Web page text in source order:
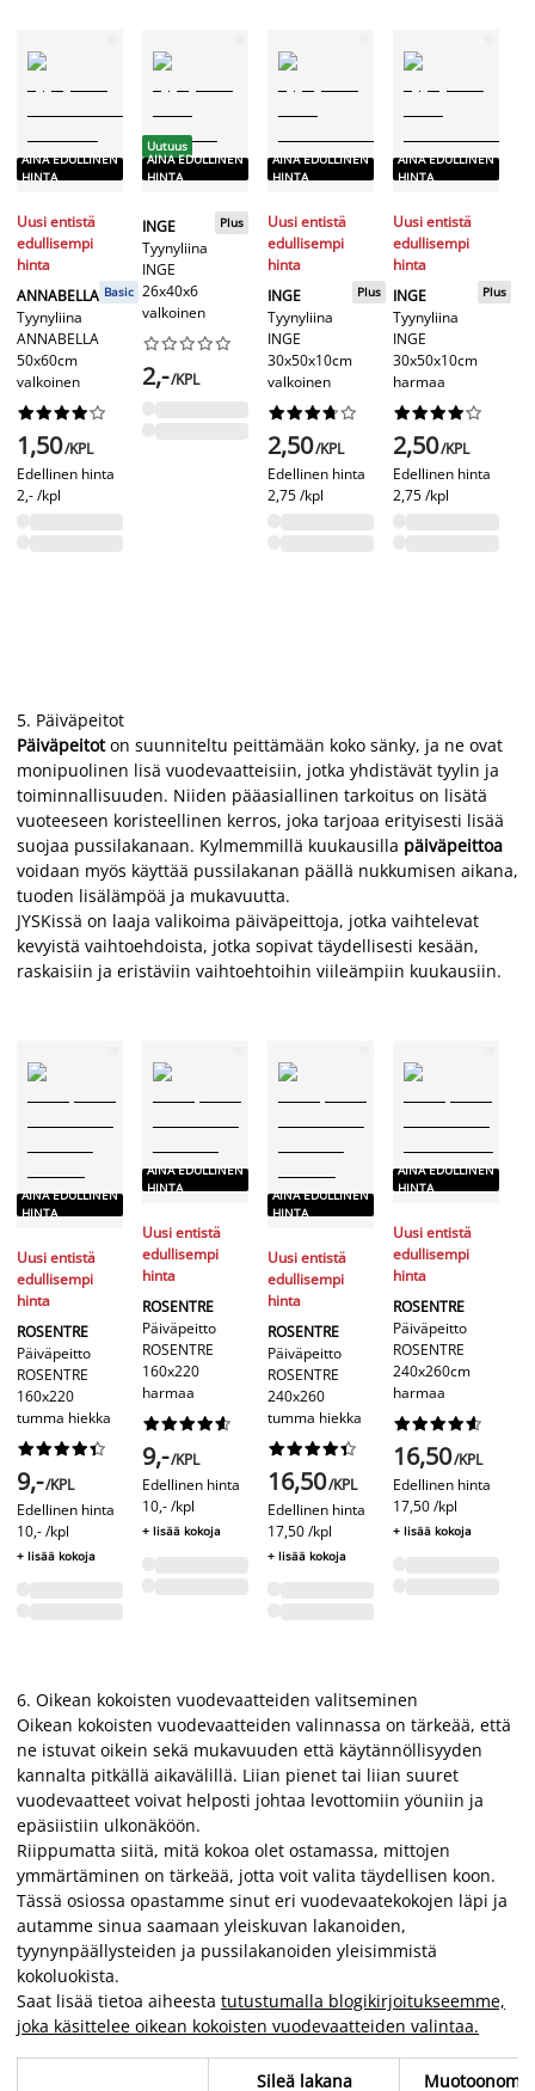
AINA EDULLINEN
HINTA
Uusi entistä
edullisempi
hinta
ANNABELLA
Tyynyliina
ANNABELLA
50x60cm
valkoinen
Basic






1,50/KPL
Edellinen hinta
2,- /kpl
Uutuus
AINA EDULLINEN
HINTA
INGE
Tyynyliina
INGE
26x40x6
valkoinen
Plus






2,-/KPL
AINA EDULLINEN
HINTA
Uusi entistä
edullisempi
hinta
INGE
Tyynyliina
INGE
30x50x10cm
valkoinen
Plus






2,50/KPL
Edellinen hinta
2,75 /kpl
AINA EDULLINEN
HINTA
Uusi entistä
edullisempi
hinta
INGE
Tyynyliina
INGE
30x50x10cm
harmaa
Plus






2,50/KPL
Edellinen hinta
2,75 /kpl
5. Päiväpeitot
Päiväpeitoton suunniteltu peittämään koko sänky, ja ne ovat
monipuolinen lisä vuodevaatteisiin, jotka yhdistävät tyylin ja
toiminnallisuuden. Niiden pääasiallinen tarkoitus on lisätä
vuoteeseen koristeellinen kerros, joka tarjoaa erityisesti lisää
suojaa pussilakanaan. Kylmemmillä kuukausilla päiväpeittoa
voidaan myös käyttää pussilakanan päällä nukkumisen aikana,
tuoden lisälämpöä ja mukavuutta.
JYSKissä on laaja valikoima päiväpeittoja, jotka vaihtelevat
kevyistä vaihtoehdoista, jotka sopivat täydellisesti kesään,
raskaisiin ja eristäviin vaihtoehtoihin viileämpiin kuukausiin.
AINA EDULLINEN
HINTA
Uusi entistä
edullisempi
hinta
ROSENTRE
Päiväpeitto
ROSENTRE
160x220
tumma hiekka






9,-/KPL
Edellinen hinta
10,- /kpl
+ lisää kokoja
AINA EDULLINEN
HINTA
Uusi entistä
edullisempi
hinta
ROSENTRE
Päiväpeitto
ROSENTRE
160x220
harmaa






9,-/KPL
Edellinen hinta
10,- /kpl
+ lisää kokoja
AINA EDULLINEN
HINTA
Uusi entistä
edullisempi
hinta
ROSENTRE
Päiväpeitto
ROSENTRE
240x260
tumma hiekka






16,50/KPL
Edellinen hinta
17,50 /kpl
+ lisää kokoja
AINA EDULLINEN
HINTA
Uusi entistä
edullisempi
hinta
ROSENTRE
Päiväpeitto
ROSENTRE
240x260cm
harmaa






16,50/KPL
Edellinen hinta
17,50 /kpl
+ lisää kokoja
6. Oikean kokoisten vuodevaatteiden valitseminen
Oikean kokoisten vuodevaatteiden valinnassa on tärkeää, että
ne istuvat oikein sekä mukavuuden että käytännöllisyyden
kannalta pitkällä aikavälillä. Liian pienet tai liian suuret
vuodevaatteet voivat helposti johtaa levottomiin yöuniin ja
epäsiistiin ulkonäköön.
Riippumatta siitä, mitä kokoa olet ostamassa, mittojen
ymmärtäminen on tärkeää, jotta voit valita täydellisen koon.
Tässä osiossa opastamme sinut eri vuodevaatekokojen läpi ja
autamme sinua saamaan yleiskuvan lakanoiden,
tyynynpäällysteiden ja pussilakanoiden yleisimmistä
kokoluokista.
Saat lisää tietoa aiheesta tutustumalla blogikirjoitukseemme,
joka käsittelee oikean kokoisten vuodevaatteiden valintaa.
Sileä lakana